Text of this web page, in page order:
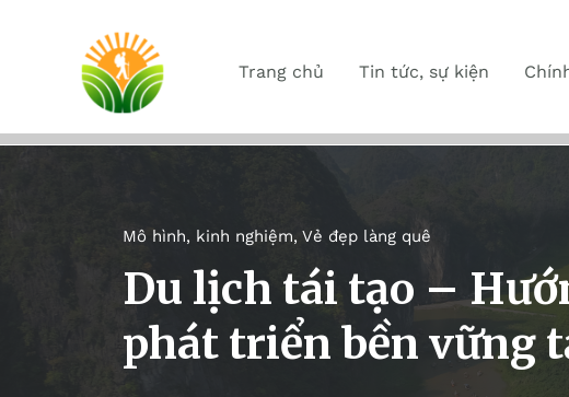
Trang chủ Tin tức, sự kiện
Mô hình, kinh nghiệm, Vẻ đẹp làng quê
Du lịch tái tạo –
phát triển bền vững